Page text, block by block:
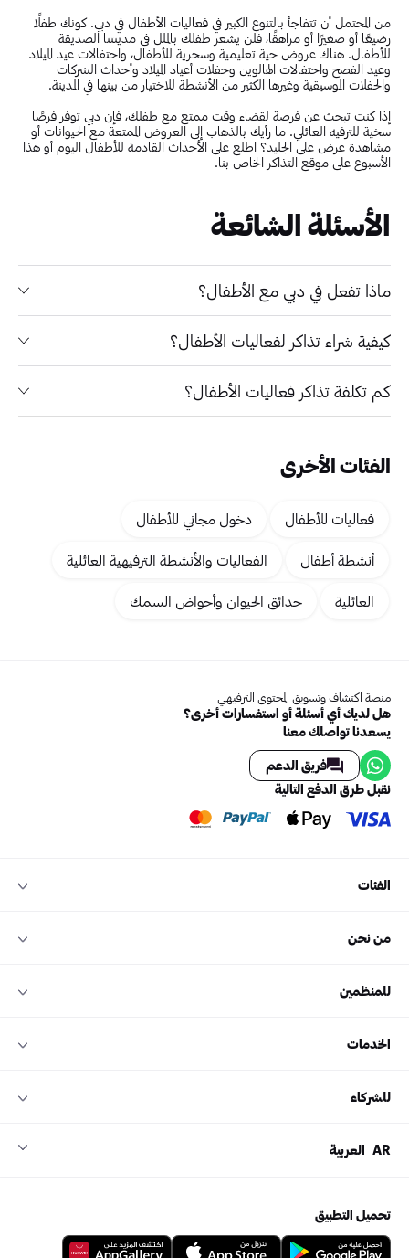
من المحتمل أن تتفاجأ بالتنوع الكبير في فعاليات الأطفال في دبي. كونك طفلًا
رضيعًا أو صغيرًا أو مراهقًا، فلن يشعر طفلك بالملل في مدينتنا الصديقة
للأطفال. هناك عروض حية تعليمية وسحرية للأطفال، واحتفالات عيد الميلاد
وعيد الفصح واحتفالات الهالوين وحفلات أعياد الميلاد وأحداث الشركات
والحفلات الموسيقية وغيرها الكثير من الأنشطة للاختيار من بينها في المدينة.
إذا كنت تبحث عن فرصة لقضاء وقت ممتع مع طفلك، فإن دبي توفر فرصًا
سخية للترفيه العائلي. ما رأيك بالذهاب إلى العروض الممتعة مع الحيوانات أو
مشاهدة عرض على الجليد؟ اطلع على الأحداث القادمة للأطفال اليوم أو هذا
الأسبوع على موقع التذاكر الخاص بنا.
الأسئلة الشائعة
ماذا تفعل في دبي مع الأطفال؟
كيفية شراء تذاكر لفعاليات الأطفال؟
كم تكلفة تذاكر فعاليات الأطفال؟
الفئات الأخرى
فعاليات للأطفال دخول مجاني للأطفال
أنشطة أطفال الفعاليات والأنشطة الترفيهية العائلية
العائلية حدائق الحيوان وأحواض السمك
منصة اكتشاف وتسويق المحتوى الترفيهي
هل لديك أي أسئلة أو استفسارات أخرى؟
يسعدنا تواصلك معنا
فريق الدعم
نقبل طرق الدفع التالية
الفئات
من نحن
للمنظمين
الخدمات
للشركاء
AR العربية
تحميل التطبيق